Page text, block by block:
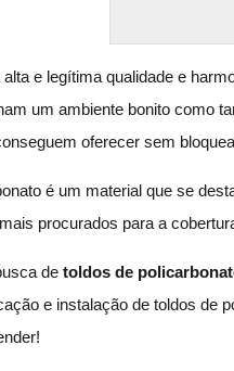
e legítima qualidade e
um ambiente bonito como
oferecer sem
é um material que se
procurados para a
de toldos de
e instalação de toldos de